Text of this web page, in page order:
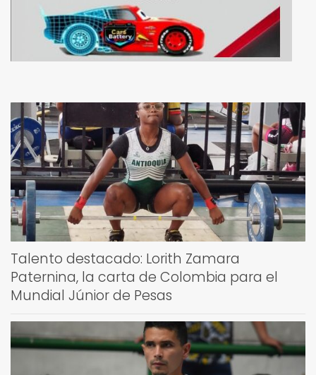
Talento destacado: Lorith Zamara
Paternina, la carta de Colombia para el
Mundial Júnior de Pesas